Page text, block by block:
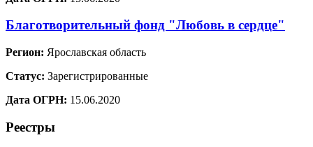
Благотворительный фонд "Любовь в сердце"
Регион: Ярославская область
Статус: Зарегистрированные
Дата ОГРН: 15.06.2020
Реестры